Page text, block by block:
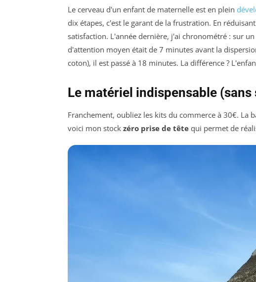
Le cerveau d'un enfant de maternelle est en plein
dix étapes, c'est le garant de la frustration. En
satisfaction. L'année dernière, j'ai chronométré : sur
d'attention moyen était de 7 minutes avant la
coton), il est passé à 18 minutes. La différence ?
Le matériel indispensable (sans
Franchement, oubliez les kits du commerce à 30€. La
voici mon stock zéro prise de tête qui permet de